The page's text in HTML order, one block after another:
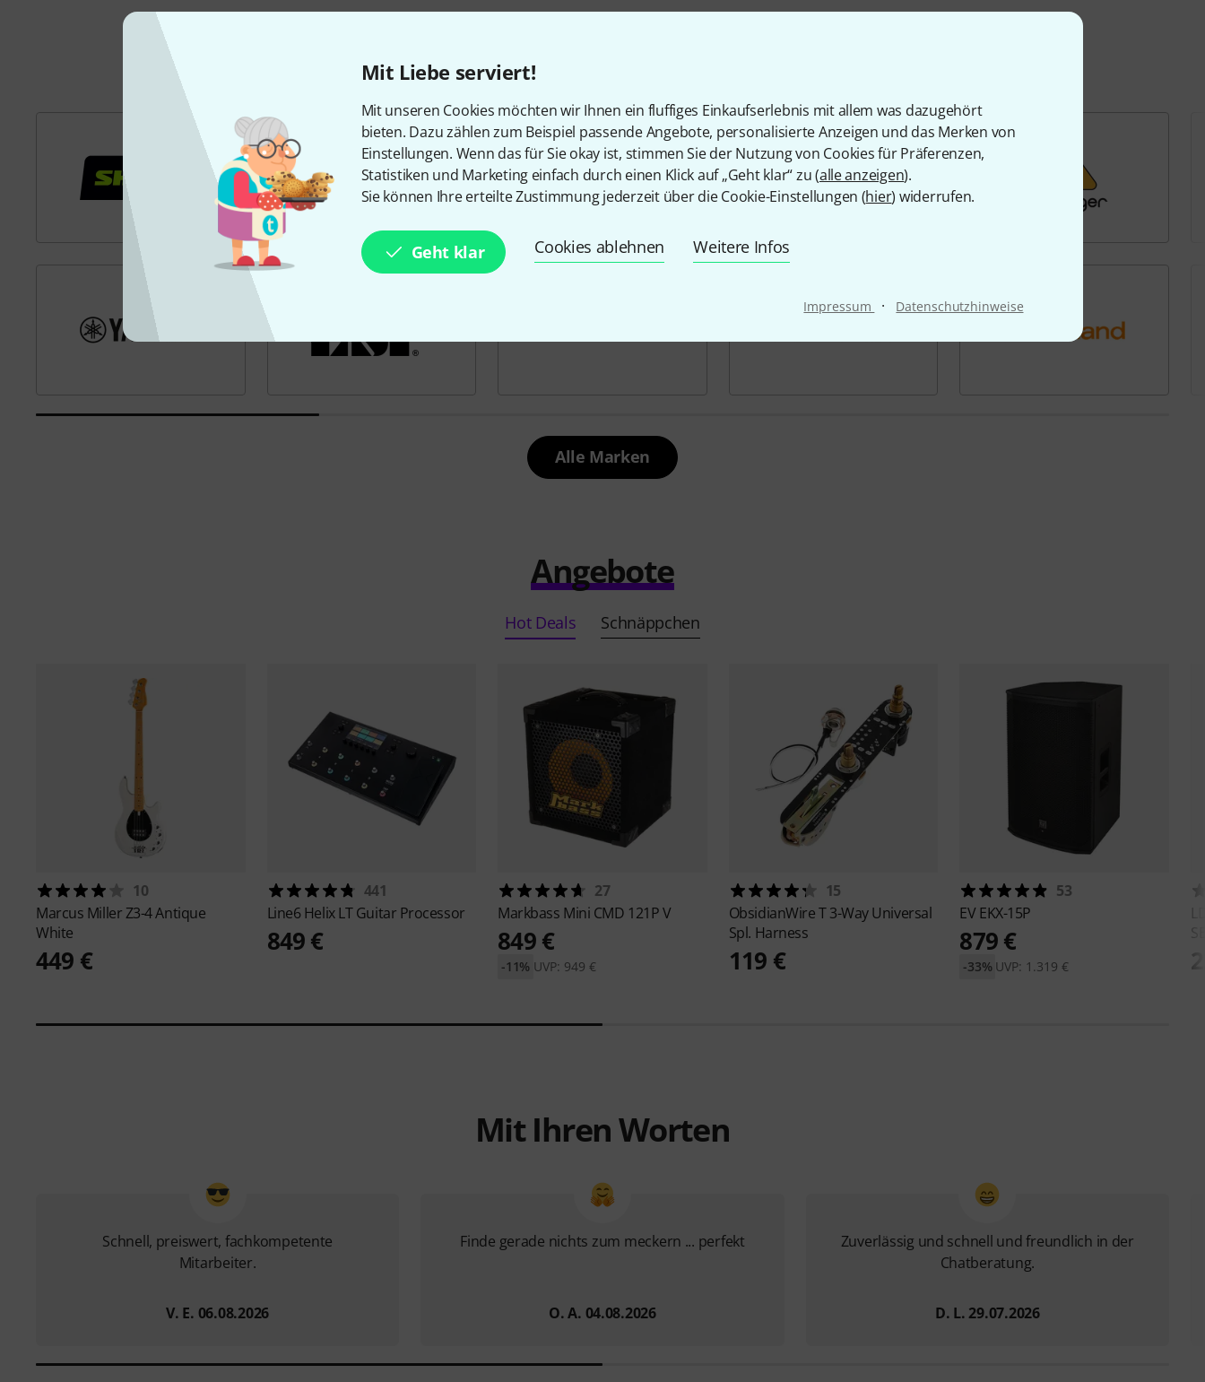
Mit Liebe serviert!
Mit unseren Cookies möchten wir Ihnen ein fluffiges Einkaufserlebnis mit allem was dazugehört
bieten. Dazu zählen zum Beispiel passende Angebote, personalisierte Anzeigen und das Merken von
Einstellungen. Wenn das für Sie okay ist, stimmen Sie der Nutzung von Cookies für Präferenzen,
Statistiken und Marketing einfach durch einen Klick auf „Geht klar“ zu (alle anzeigen).
Sie können Ihre erteilte Zustimmung jederzeit über die Cookie-Einstellungen (hier) widerrufen.
Geht klar Cookies ablehnen Weitere Infos
Impressum · Datenschutzhinweise
Beliebte Marken
Alle Marken
Angebote
Hot Deals Schnäppchen
10
Marcus MillerZ3-4 Antique
White
449 €
441
Line6Helix LT Guitar Processor
849 €
27
Markbass Mini CMD 121P V
849 €
UVP: 949 €
-11%
15
ObsidianWireT 3-Way Universal
Spl. Harness
119 €
53
EVEKX-15P
879 €
UVP: 1.319 €
-33%
Mit Ihren Worten
Schnell, preiswert, fachkompetente
Mitarbeiter.
V. E. 06.08.2026
Finde gerade nichts zum meckern ... perfekt
O. A. 04.08.2026
Zuverlässig und schnell und freundlich in der
Chatberatung.
D. L. 29.07.2026